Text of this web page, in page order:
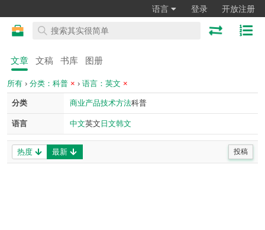
语言 登录 开放注册
文章 文稿 书库 图册
所有 › 分类：科普 × › 语言：英文 ×
分类 商业产品技术方法科普
语言 中文英文 日文韩文
热度 最新 投稿